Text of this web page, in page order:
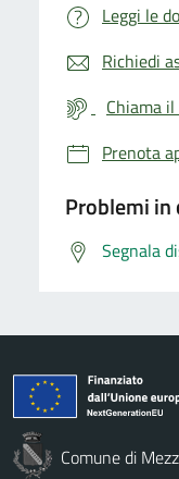
Leggi le
Richiedi
Chiama
Prenota
Problemi in
Segnala
Comune di